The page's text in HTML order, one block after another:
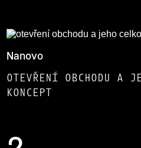
Nanovo
OTEVŘENÍ OBCHODU A
KONCEPT